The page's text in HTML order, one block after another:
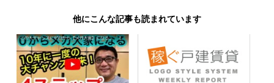
他にこんな記事も読まれています